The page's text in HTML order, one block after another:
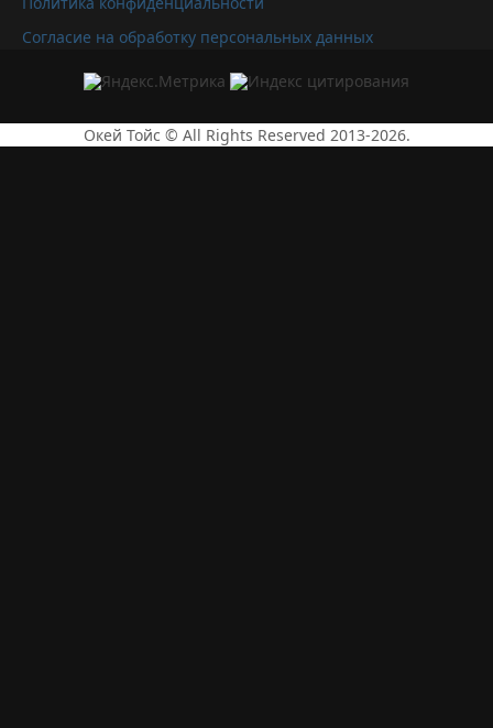
Согласие на обработку персональных данных
Окей Тойс © All Rights Reserved 2013-2026.